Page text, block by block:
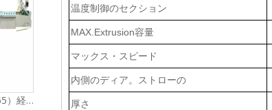
PLAストロー押出機LG-E11（55）経済シリーズ
温度制御のセクション
MAX.Extrusion容量
マックス・スピード
内側のディア。ストローの
厚さ